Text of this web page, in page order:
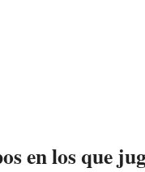
en los que